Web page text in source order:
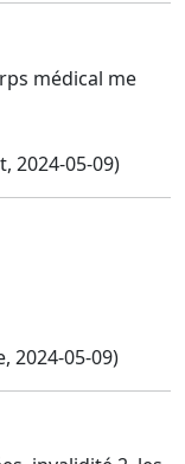
médical me
2024-05-09)
2024-05-09)